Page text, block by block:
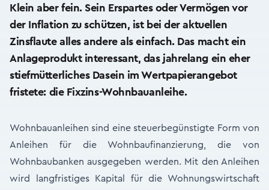
Klein aber fein. Sein Erspartes oder Vermögen vor
der Inflation zu schützen, ist bei der aktuellen
Zinsflaute alles andere als einfach. Das macht ein
Anlageprodukt interessant, das jahrelang ein eher
stiefmütterliches Dasein im Wertpapierangebot
fristete: die Fixzins-Wohnbauanleihe.
Wohnbauanleihen sind eine steuerbegünstigte Form von
Anleihen für die Wohnbaufinanzierung, die von
Wohnbaubanken ausgegeben werden. Mit den Anleihen
wird langfristiges Kapital für die Wohnungswirtschaft